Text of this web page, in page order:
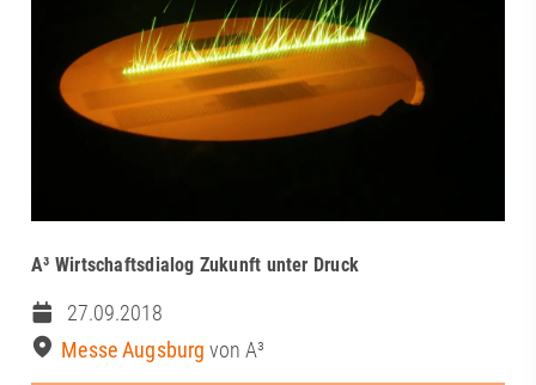
A³ Wirtschaftsdialog Zukunft unter Druck
27.09.2018
Messe Augsburg von A³